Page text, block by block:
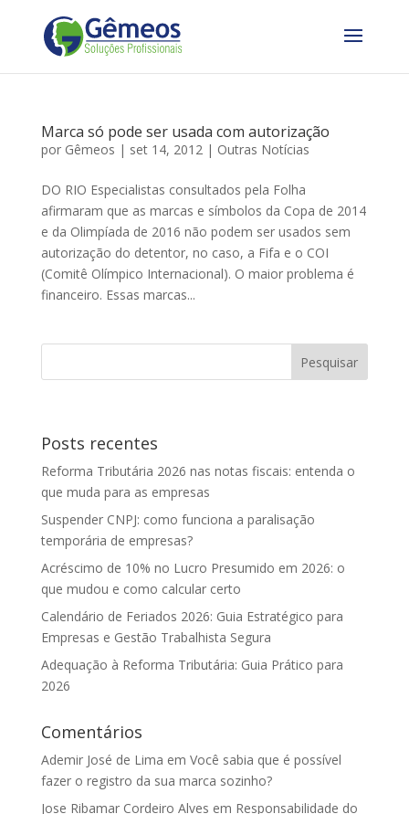
Marca só pode ser usada com autorização
por Gêmeos | set 14, 2012| Outras Notícias
DO RIO Especialistas consultados pela Folha
afirmaram que as marcas e símbolos da Copa de 2014
e da Olimpíada de 2016 não podem ser usados sem
autorização do detentor, no caso, a Fifa e o COI
(Comitê Olímpico Internacional). O maior problema é
financeiro. Essas marcas...
Posts recentes
Reforma Tributária 2026 nas notas fiscais: entenda o
que muda para as empresas
Suspender CNPJ: como funciona a paralisação
temporária de empresas?
Acréscimo de 10% no Lucro Presumido em 2026: o
que mudou e como calcular certo
Calendário de Feriados 2026: Guia Estratégico para
Empresas e Gestão Trabalhista Segura
Adequação à Reforma Tributária: Guia Prático para
2026
Comentários
Ademir José de Lima em Você sabia que é possível
fazer o registro da sua marca sozinho?
Jose Ribamar Cordeiro Alves em Responsabilidade do